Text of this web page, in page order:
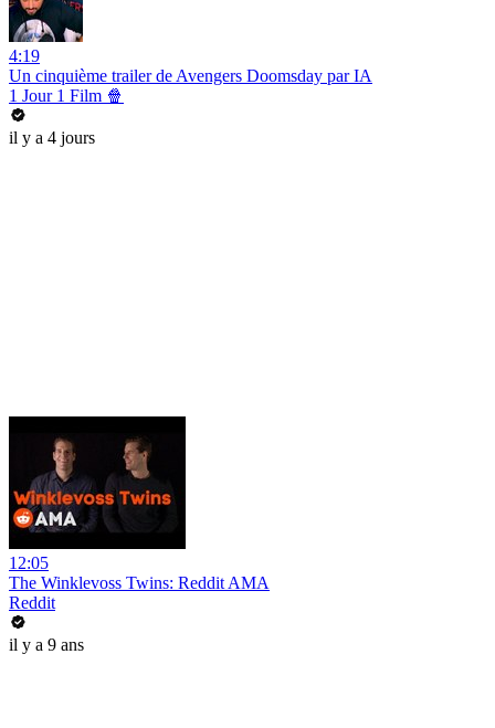
4:19
Un cinquième trailer de Avengers Doomsday par IA
1 Jour 1 Film 🍿
il y a 4 jours
12:05
The Winklevoss Twins: Reddit AMA
Reddit
il y a 9 ans